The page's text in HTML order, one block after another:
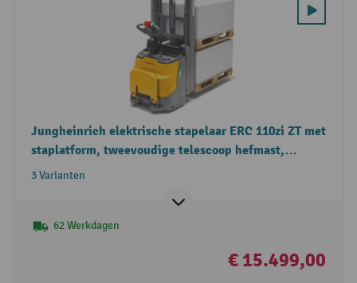
Jungheinrich elektrische stapelaar ERC 110zi ZT met
staplatform, tweevoudige telescoop hefmast,
duolift, draagvermogen 1.200 kg
3 Varianten
62 Werkdagen
€ 15.499,00